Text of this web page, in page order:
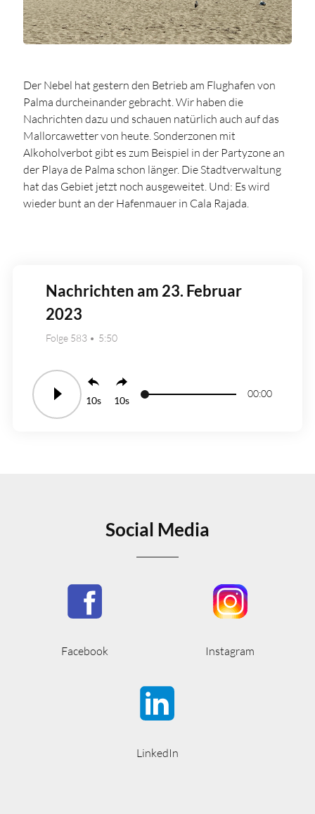
Der Nebel hat gestern den Betrieb am Flughafen von
Palma durcheinander gebracht. Wir haben die
Nachrichten dazu und schauen natürlich auch auf das
Mallorcawetter von heute. Sonderzonen mit
Alkoholverbot gibt es zum Beispiel in der Partyzone an
der Playa de Palma schon länger. Die Stadtverwaltung
hat das Gebiet jetzt noch ausgeweitet. Und: Es wird
wieder bunt an der Hafenmauer in Cala Rajada.
Nachrichten am 23. Februar
2023
Folge 583 5:50
10 10
00:00
Social Media
Facebook Instagram
LinkedIn